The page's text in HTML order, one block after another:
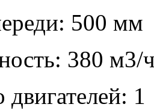
500 мм
380 м3/
двигателей: 1